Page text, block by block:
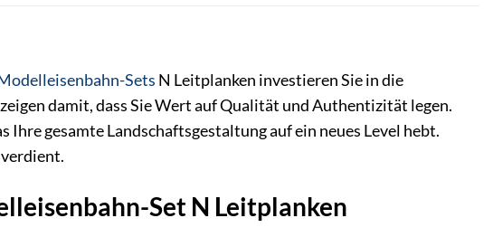
Sets N Leitplanken investieren Sie in die
damit, dass Sie Wert auf Qualität und Authentizität legen.
gesamte Landschaftsgestaltung auf ein neues Level hebt.
Set N Leitplanken